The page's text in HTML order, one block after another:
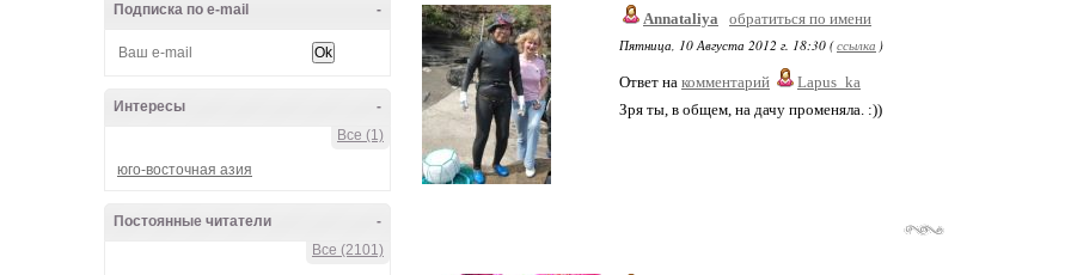
-
Подписка по e-mail
-
Интересы
Все (1)
юго-восточная азия
-
Постоянные читатели
Все (2101)
Annataliya
обратиться по имени
Пятница, 10 Августа 2012 г. 18:30 (ссылка )
Ответ на комментарий
Lapus_ka
Зря ты, в общем, на дачу променяла. :))